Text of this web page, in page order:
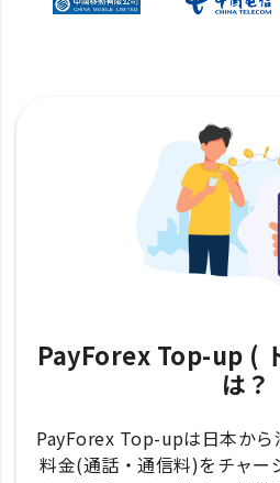
PayForex Top-up (
は？
PayForex Top-upは日本から
料金(通話・通信料)をチャー